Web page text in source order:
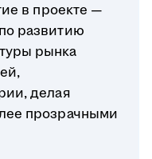
в проекте —
развитию
рынка
делая
прозрачными